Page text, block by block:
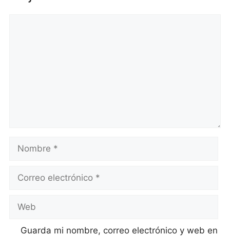
electrónico
Guarda mi nombre, correo electrónico y web en